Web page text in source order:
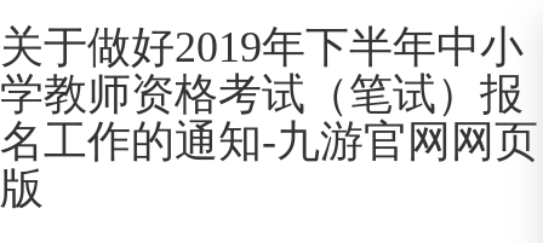
关于做好2019年下半年中小
学教师资格考试（笔试）报
名工作的通知-九游官网网页
版